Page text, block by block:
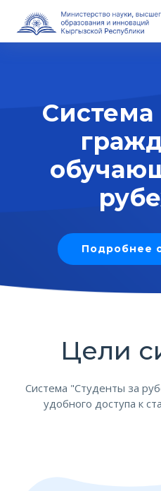
Система
Подробнее
Цели
Система "Студенты за
удобного доступа к